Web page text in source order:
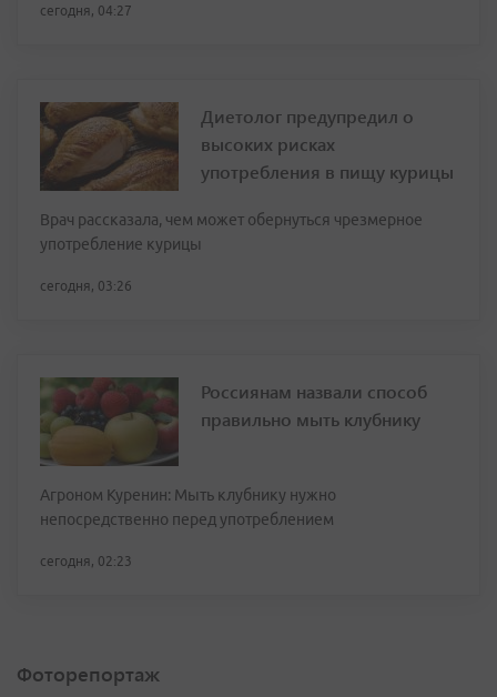
сегодня, 04:27
Диетолог предупредил о
высоких рисках
употребления в пищу курицы
Врач рассказала, чем может обернуться чрезмерное
употребление курицы
сегодня, 03:26
Россиянам назвали способ
правильно мыть клубнику
Агроном Куренин: Мыть клубнику нужно
непосредственно перед употреблением
сегодня, 02:23
Фоторепортаж